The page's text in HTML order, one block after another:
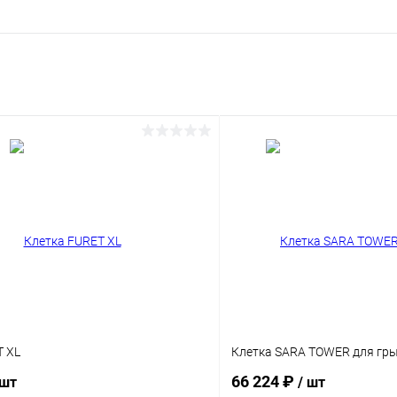
XL Клетка SARA TOWER для
66 224 ₽ / шт